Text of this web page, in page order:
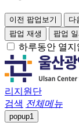
이전 팝업보기
다
팝업 재생
팝업
하루동안 열지
리지원단
검색 전체메뉴
popup1